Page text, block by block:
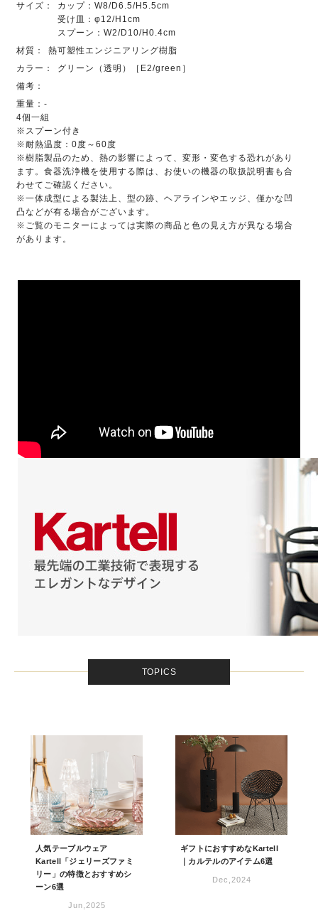
サイズ：
カップ：W8/D6.5/H5.5cm
受け皿：φ12/H1cm
スプーン：W2/D10/H0.4cm
材質：
熱可塑性エンジニアリング樹脂
カラー：
グリーン（透明）［E2/green］
備考：
重量：-
4個一組
※スプーン付き
※耐熱温度：0度～60度
※樹脂製品のため、熱の影響によって、変形・変色する恐れがあり
ます。食器洗浄機を使用する際は、お使いの機器の取扱説明書も合
わせてご確認ください。
※一体成型による製法上、型の跡、ヘアラインやエッジ、僅かな凹
凸などが有る場合がございます。
※ご覧のモニターによっては実際の商品と色の見え方が異なる場合
があります。
TOPICS
人気テーブルウェア
Kartell「ジェリーズファミ
リー」の特徴とおすすめシ
ーン6選
Jun,2025
ギフトにおすすめなKartell
｜カルテルのアイテム6選
Dec,2024